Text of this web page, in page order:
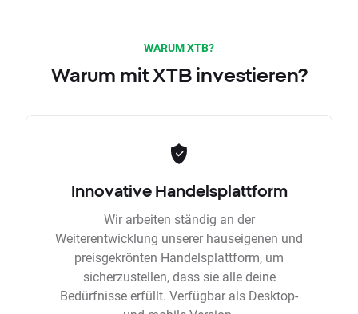
WARUM XTB?
Warum mit XTB investieren?
Innovative Handelsplattform
Wir arbeiten ständig an der
Weiterentwicklung unserer hauseigenen und
preisgekrönten Handelsplattform, um
sicherzustellen, dass sie alle deine
Bedürfnisse erfüllt. Verfügbar als Desktop-